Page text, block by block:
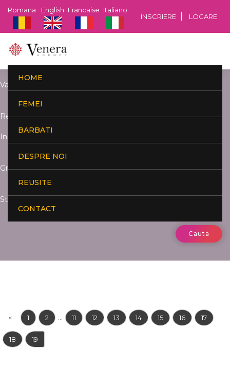
INSCRIERE LOGARE
Italiano
Francaise
English
Romana
HOME
FEMEI
BARBATI
DESPRE NOI
REUSITE
CONTACT
Varsta:
Resedinta:
Inaltime:
Greutate:
Studii:
Cauta
« 1 2 11 12 13 14 15 16 17
18 19